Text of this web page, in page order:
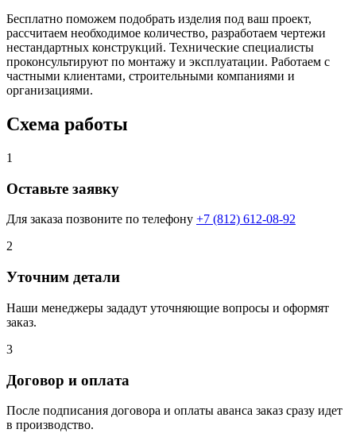
Бесплатно поможем подобрать изделия под ваш проект,
рассчитаем необходимое количество, разработаем чертежи
нестандартных конструкций. Технические специалисты
проконсультируют по монтажу и эксплуатации. Работаем с
частными клиентами, строительными компаниями и
организациями.
Схема работы
1
Оставьте заявку
Для заказа позвоните по телефону +7 (812) 612-08-92
2
Уточним детали
Наши менеджеры зададут уточняющие вопросы и оформят
заказ.
3
Договор и оплата
После подписания договора и оплаты аванса заказ сразу идет
в производство.